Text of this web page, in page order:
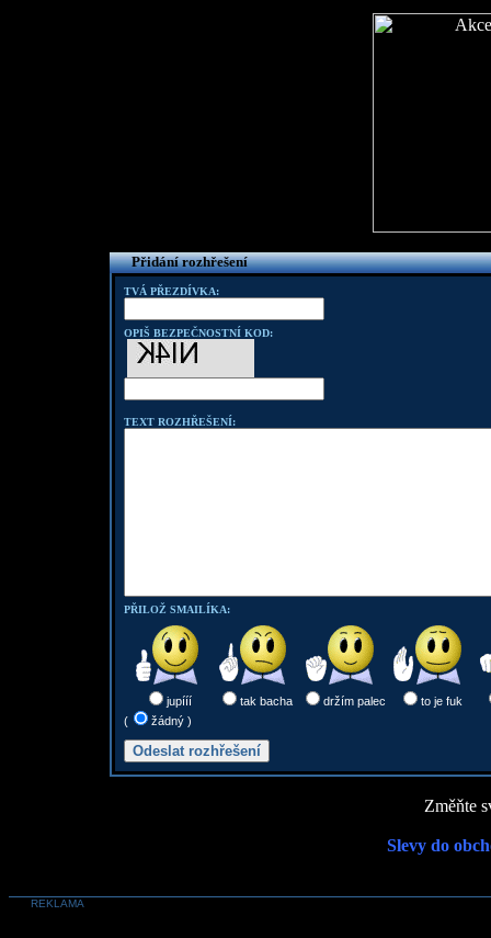
Přidání rozhřešení
TVÁ PŘEZDÍVKA:
OPIŠ BEZPEČNOSTNÍ KOD:
TEXT ROZHŘEŠENÍ:
PŘILOŽ SMAILÍKA:
jupííí tak bacha držím palec
to je fuk
(
žádný )
Změňte
Slevy do
REKLAMA